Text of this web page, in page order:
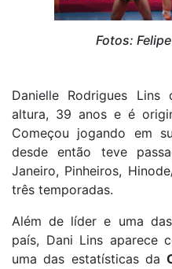
Fotos:
Danielle Rodrigues
altura, 39 anos e é
Começou jogando em
desde então teve
Janeiro, Pinheiros,
três temporadas.
Além de líder e uma
país, Dani Lins aparece
uma das estatísticas da